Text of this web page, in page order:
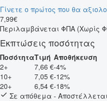
Γίνετε ο πρώτος που θα
7,99€
Περιλαμβάνεται ΦΠΑ (Χωρίς
Εκπτώσεις ποσότητας
ΠοσότηταΤιμή Αποθήκευση
2+
7,66 €-4%
10+
7,05 €-12%
20+
6,54 €-18%
Σε απόθεμα -